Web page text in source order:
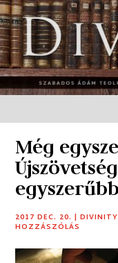
Még
2017 DEC. 20. |DIVINITY
HOZZÁSZÓLÁS